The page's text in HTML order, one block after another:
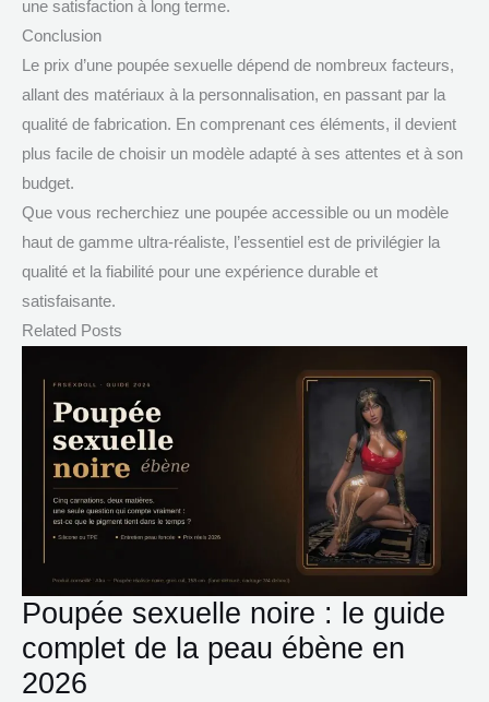
une satisfaction à long terme.
Conclusion
Le prix d’une poupée sexuelle dépend de nombreux facteurs,
allant des matériaux à la personnalisation, en passant par la
qualité de fabrication. En comprenant ces éléments, il devient
plus facile de choisir un modèle adapté à ses attentes et à son
budget.
Que vous recherchiez une poupée accessible ou un modèle
haut de gamme ultra-réaliste, l’essentiel est de privilégier la
qualité et la fiabilité pour une expérience durable et
satisfaisante.
Related Posts
Poupée sexuelle noire : le guide
complet de la peau ébène en
2026